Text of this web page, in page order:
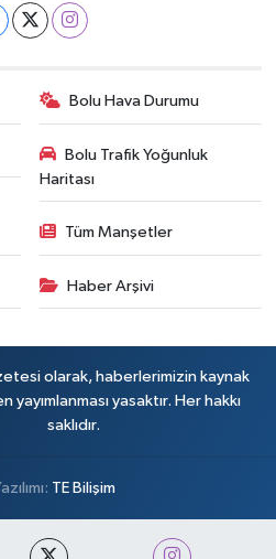
Bolu Hava Durumu
Bolu Trafik Yoğunluk
Haritası
Tüm Manşetler
Haber Arşivi
olarak, haberlerimizin kaynak
yasaktır. Her hakkı
saklıdır.
TE Bilişim